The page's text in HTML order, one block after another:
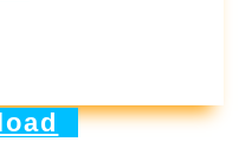
าร
จ